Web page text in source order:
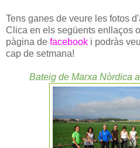
Tens ganes de veure les fotos
Clica en els següents enllaços
pàgina de facebook i podràs
cap de setmana!
Bateig de Marxa Nòrdica